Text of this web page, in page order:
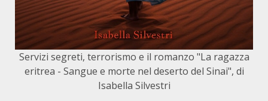
Servizi segreti, terrorismo e il romanzo "La ragazza
eritrea - Sangue e morte nel deserto del Sinai", di
Isabella Silvestri